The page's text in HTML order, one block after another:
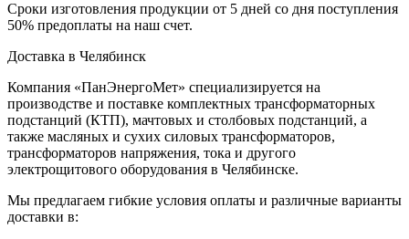
Сроки изготовления продукции от 5 дней со дня поступления
50% предоплаты на наш счет.
Доставка в Челябинск
Компания «ПанЭнергоМет» специализируется на
производстве и поставке комплектных трансформаторных
подстанций (КТП), мачтовых и столбовых подстанций, а
также масляных и сухих силовых трансформаторов,
трансформаторов напряжения, тока и другого
электрощитового оборудования в Челябинске.
Мы предлагаем гибкие условия оплаты и различные варианты
доставки в: